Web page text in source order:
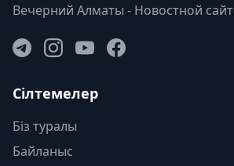
Вечерний Алматы - Новостной сайт
Сілтемелер
Біз туралы
Байланыс